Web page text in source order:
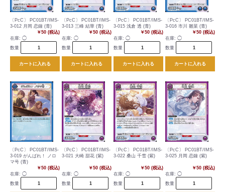
〔PcC〕 PC01BT/IMS-
3-012 月岡 恋鐘 (青)
￥50 (税込)
在庫: ◯
数量
カートに入れる
〔PcC〕 PC01BT/IMS-
3-013 三峰 結華 (青)
￥50 (税込)
在庫: ◯
数量
カートに入れる
〔PcC〕 PC01BT/IMS-
3-015 浅倉 透 (青)
￥50 (税込)
在庫: ◯
数量
カートに入れる
〔PcC〕 PC01BT/IMS-
3-016 市川 雛菜 (青)
￥50 (税込)
在庫: ◯
数量
カートに入れる
〔PcC〕 PC01BT/IMS-
3-019 がんばれ！ ノロ
マ号 (青)
￥50 (税込)
在庫: ◯
数量
〔PcC〕 PC01BT/IMS-
3-021 大崎 甜花 (紫)
￥50 (税込)
在庫: ◯
数量
〔PcC〕 PC01BT/IMS-
3-022 桑山 千雪 (紫)
￥50 (税込)
在庫: ◯
数量
〔PcC〕 PC01BT/IMS-
3-025 月岡 恋鐘 (紫)
￥50 (税込)
在庫: ◯
数量